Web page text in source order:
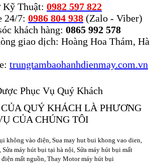
Kỹ Thuật: 0982 597 822
24/7: 0986 804 938 (Zalo - Viber)
khách hàng: 0865 992 578
giao dịch: Hoàng Hoa Thám, Hà
trungtambaohanhdienmay.com.vn
Phục Vụ Quý Khách
QUÝ KHÁCH LÀ PHƯƠNG
CỦA CHÚNG TÔI
không vào điện, Sua may hut bui khong vao dien,
Sửa máy hút bụi tại hà nội, Sửa máy hút bụi mất
mất nguồn, Thay Motor máy hút bụi